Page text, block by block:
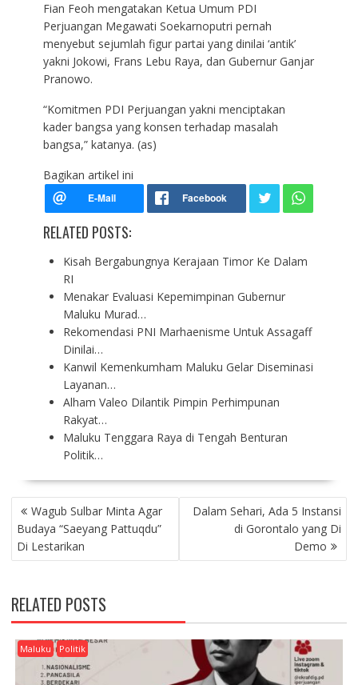
Fian Feoh mengatakan Ketua Umum PDI
Perjuangan Megawati Soekarnoputri pernah
menyebut sejumlah figur partai yang dinilai ‘antik’
yakni Jokowi, Frans Lebu Raya, dan Gubernur Ganjar
Pranowo.
“Komitmen PDI Perjuangan yakni menciptakan
kader bangsa yang konsen terhadap masalah
bangsa,” katanya. (as)
Bagikan artikel ini
RELATED POSTS:
Kisah Bergabungnya Kerajaan Timor Ke Dalam
RI
Menakar Evaluasi Kepemimpinan Gubernur
Maluku Murad…
Rekomendasi PNI Marhaenisme Untuk Assagaff
Dinilai…
Kanwil Kemenkumham Maluku Gelar Diseminasi
Layanan…
Alham Valeo Dilantik Pimpin Perhimpunan
Rakyat…
Maluku Tenggara Raya di Tengah Benturan
Politik…
P
O
S
T
A
V
I
G
A
Wagub Sulbar Minta Agar
Budaya “Saeyang Pattuqdu”
Di Lestarikan
Dalam Sehari, Ada 5 Instansi
di Gorontalo yang Di
Demo
RELATED POSTS
Maluku Politik